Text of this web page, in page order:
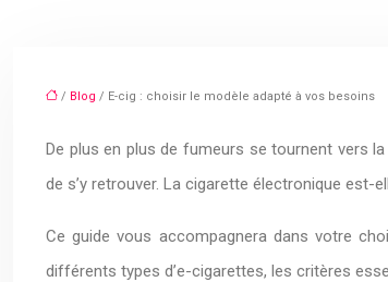
/ Blog / E-cig : choisir le modèle adapté à vos besoins
De plus en plus de fumeurs se tournent vers
de s’y retrouver. La cigarette électronique est-
Ce guide vous accompagnera dans votre
différents types d’e-cigarettes, les critères